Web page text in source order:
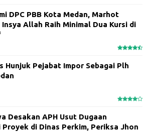
DPC PBB Kota Medan, Marhot
Insya Allah Raih Minimal Dua Kursi di
Hunjuk Pejabat Impor Sebagai Plh
Desakan APH Usut Dugaan
di Dinas Perkim, Periksa Jhon